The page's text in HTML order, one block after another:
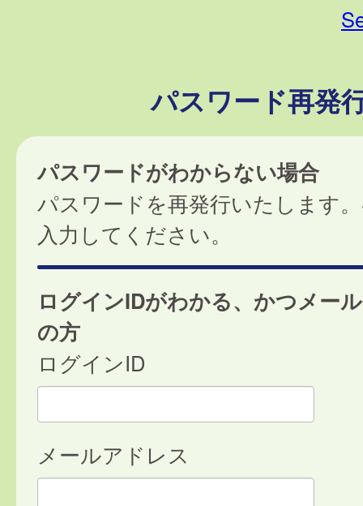
パスワード再発
パスワードがわからない場合
パスワードを再発行いたします
入力してください。
ログインIDがわかる、かつメー
の方
ログインID
メールアドレス